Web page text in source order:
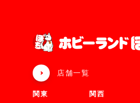
店舗一覧
関東 関西